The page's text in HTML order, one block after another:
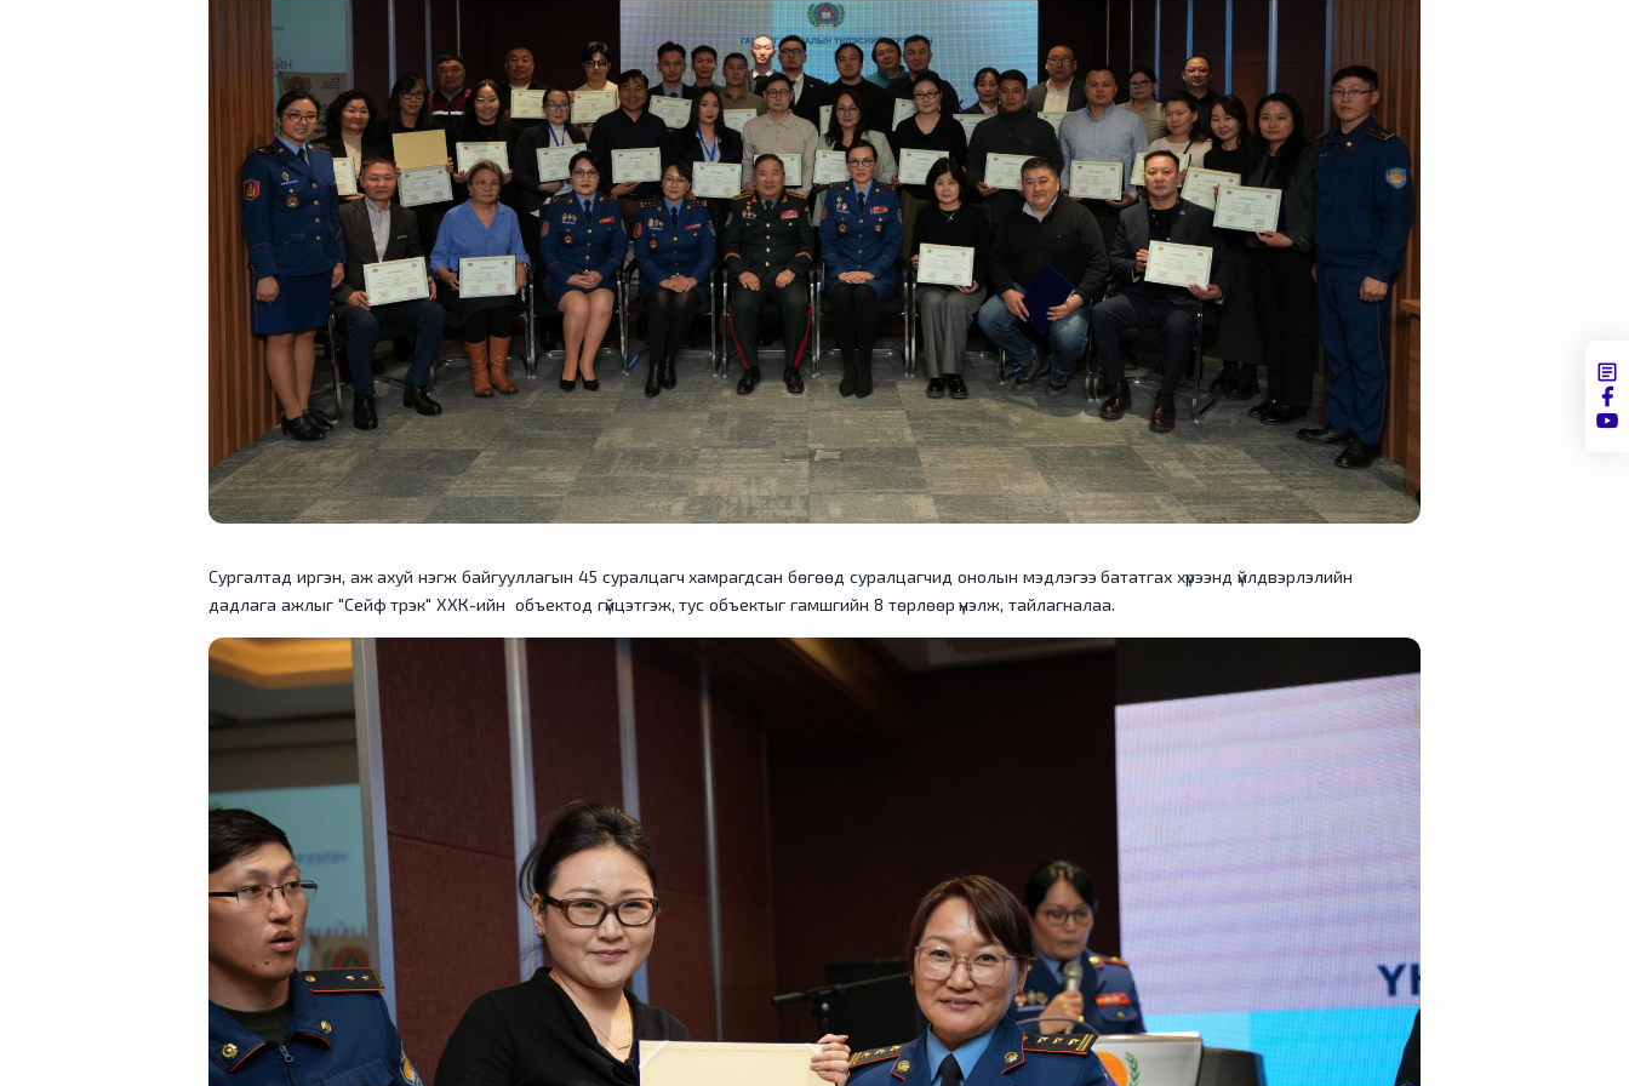
Сургалтад иргэн, аж ахуй нэгж байгууллагын 45 суралцагч хамрагдсан бөгөөд суралцагчид онолын мэдлэгээ бататгах хүрээнд үйлдвэрлэлийн
дадлага ажлыг "Сейф трэк" ХХК-ийн объектод гүйцэтгэж, тус объектыг гамшгийн 8 төрлөөр үнэлж, тайлагналаа.